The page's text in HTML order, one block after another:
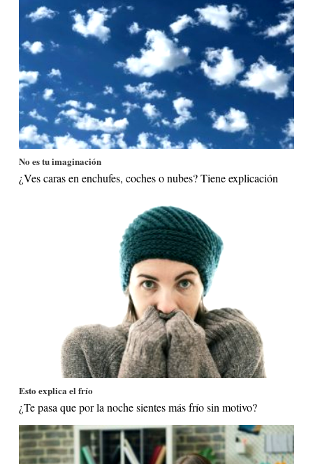
No es tu imaginación
¿Ves caras en enchufes, coches o nubes? Tiene explicación
Esto explica el frío
¿Te pasa que por la noche sientes más frío sin motivo?